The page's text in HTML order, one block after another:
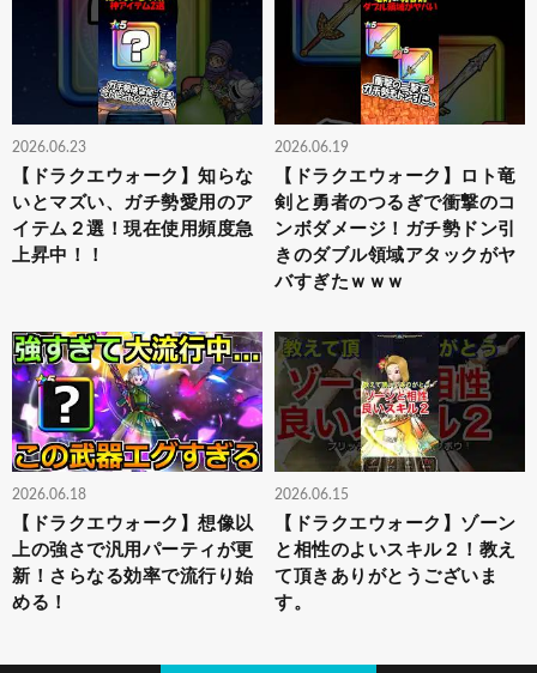
2026.06.23
【ドラクエウォーク】知らな
いとマズい、ガチ勢愛用のア
イテム２選！現在使用頻度急
上昇中！！
2026.06.19
【ドラクエウォーク】ロト竜
剣と勇者のつるぎで衝撃のコ
ンボダメージ！ガチ勢ドン引
きのダブル領域アタックがヤ
バすぎたｗｗｗ
2026.06.18
【ドラクエウォーク】想像以
上の強さで汎用パーティが更
新！さらなる効率で流行り始
める！
2026.06.15
【ドラクエウォーク】ゾーン
と相性のよいスキル２！教え
て頂きありがとうございま
す。